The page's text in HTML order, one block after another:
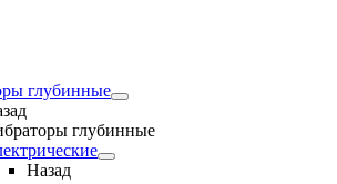
глубинные
глубинные
Назад